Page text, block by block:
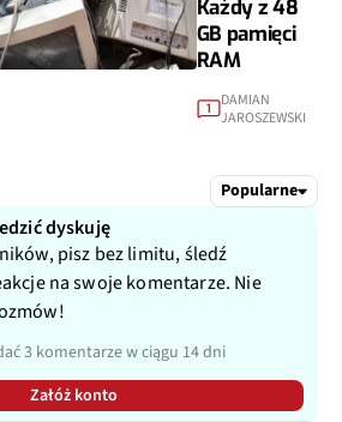
Każdy z 48
GB pamięci
RAM
1
DAMIAN
JAROSZEWSKI
Popularne
dyskuję
pisz bez limitu, śledź
na swoje komentarze. Nie
3 komentarze w ciągu 14 dni
Załóż konto